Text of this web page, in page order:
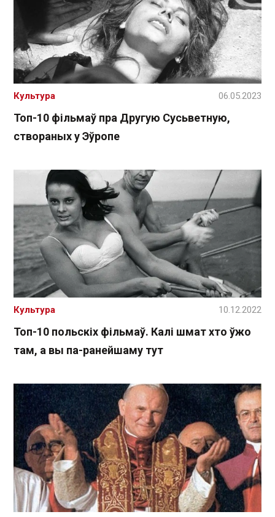
Топ-10 фільмаў пра Другую Сусьветную,
створаных у Эўропе
Культура 06.05.2023
Топ-10 польскіх фільмаў. Калі шмат хто ўжо
там, а вы па-ранейшаму тут
Культура 10.12.2022